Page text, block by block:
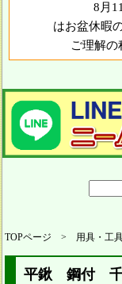
8月
はお盆休暇
ご理解の
TOPページ > 用具・
平鍬 鋼付